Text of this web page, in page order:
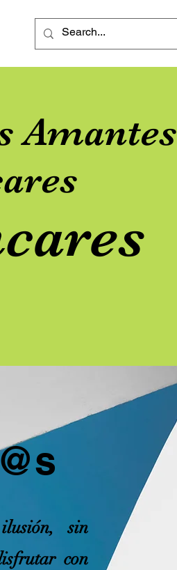
Amantes
sin
con